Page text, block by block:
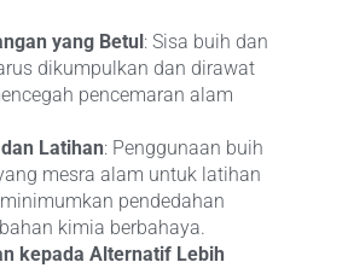
yang Betul : Sisa buih dan
dikumpulkan dan dirawat
pencemaran alam
Latihan: Penggunaan buih
mesra alam untuk latihan
pendedahan
kimia berbahaya.
kepada Alternatif Lebih